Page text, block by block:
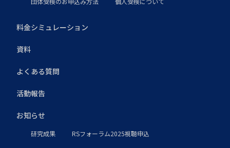
料金シミュレーション
資料
よくある質問
活動報告
お知らせ
研究成果 RSフォーラム2025視聴申込